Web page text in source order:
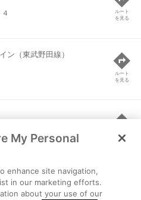
ルート
を見る
ン（東武野田線）
ルート
を見る
ルート
を見る
クライン（東武野田線）
My Personal
enhance site navigation,
in our marketing efforts.
about your use of our